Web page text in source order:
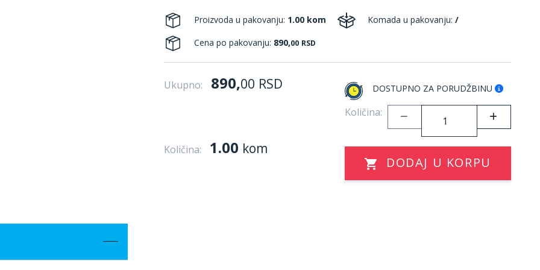
Proizvoda u pakovanju: 1.00 kom Komada u pakovanju: /
Cena po pakovanju: 890,00 RSD
Ukupno: 890,00 RSD DOSTUPNO ZA PORUDŽBINU
Količina:
Količina: 1.00 kom
DODAJ U KORPU